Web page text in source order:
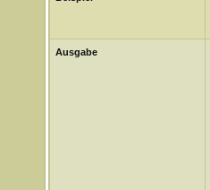
Ausgabe